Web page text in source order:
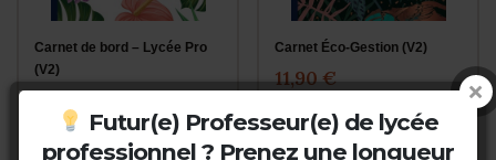
Carnet de bord – Lycée Pro
(V2)
Carnet Éco-Gestion (V2)
11,90 €
Futur(e) Professeur(e) de lycée
professionnel ? Prenez une longueur
d’avance !